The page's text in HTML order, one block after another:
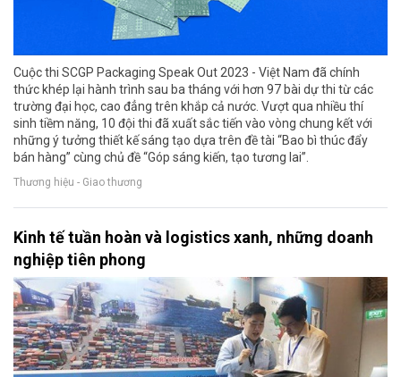
Cuộc thi SCGP Packaging Speak Out 2023 - Việt Nam đã chính
thức khép lại hành trình sau ba tháng với hơn 97 bài dự thi từ các
trường đại học, cao đẳng trên khắp cả nước. Vượt qua nhiều thí
sinh tiềm năng, 10 đội thi đã xuất sắc tiến vào vòng chung kết với
những ý tưởng thiết kế sáng tạo dựa trên đề tài “Bao bì thúc đẩy
bán hàng” cùng chủ đề “Góp sáng kiến, tạo tương lai”.
Thương hiệu - Giao thương
Kinh tế tuần hoàn và logistics xanh, những doanh
nghiệp tiên phong